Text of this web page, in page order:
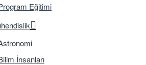
Eğitimi
İnsanları